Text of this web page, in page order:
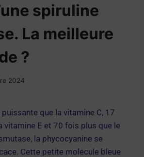
spiruline
La meilleure
?
2024
que la vitamine C, 17
vitamine E et 70 fois plus que le
la phycocyanine se
Cette petite molécule bleue